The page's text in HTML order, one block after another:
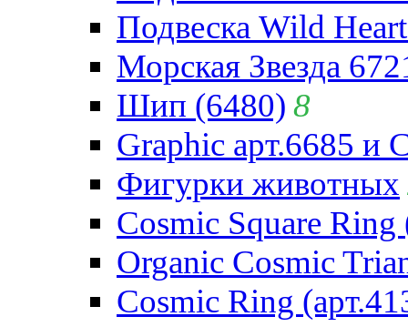
Подвеска Wild
Морская Звезда
Шип (6480) 8
Graphic арт.6685 и
Фигурки животных
Cosmic Square Ring
Organic Cosmic
Cosmic Ring